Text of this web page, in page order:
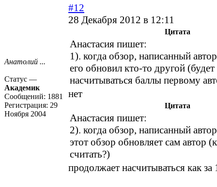
Анатолий ...
Статус —
Академик
Сообщений: 1881
Регистрация: 29
Ноября 2004
#12
28 Декабря 2012 в 12:11
Цитата
Анастасия пишет:
1). когда обзор, написанный
его обновил кто-то другой (будет
насчитываться баллы первому
нет
Цитата
Анастасия пишет:
2). когда обзор, написанный
этот обзор обновляет сам автор
считать?)
продолжает насчитываться как за